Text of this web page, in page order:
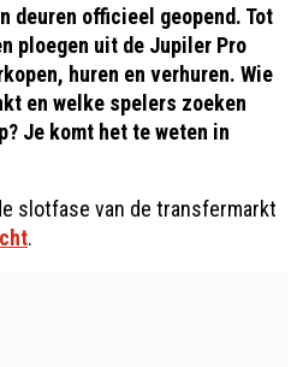
deuren officieel geopend. Tot
ploegen uit de Jupiler Pro
huren en verhuren. Wie
en welke spelers zoeken
Je komt het te weten in
slotfase van de transfermarkt
.